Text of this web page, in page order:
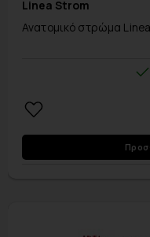
Linea Strom
Ανατομικό στρώμα